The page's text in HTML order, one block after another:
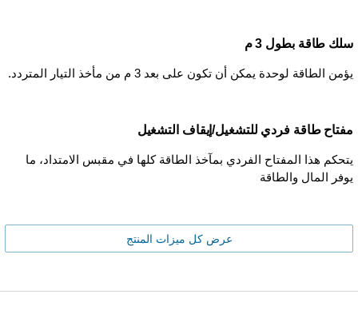
سلك طاقة بطول 3 م
يؤمن الطاقة لوحدة يمكن أن تكون على بعد 3 م من مأخذ التيار المتردد.
مفتاح طاقة فردي للتشغيل/إيقاف التشغيل
يتحكم هذا المفتاح الفردي بمآخذ الطاقة كلها في مقبس الامتداد، ما
يوفر المال والطاقة
عرض كل ميزات المنتج